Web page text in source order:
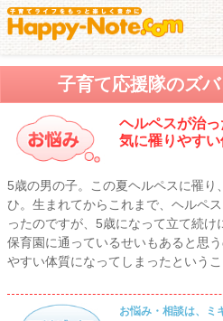
子育て応援隊のズ
ヘルペスが治
気に罹りやすい
5歳の男の子。この夏ヘルペスに罹
ひ。生まれてからこれまで、ヘルペ
ったのですが、5歳になって立て続け
保育園に通っているせいもあると思
やすい体質になってしまったという
お悩み・相談は、ミ